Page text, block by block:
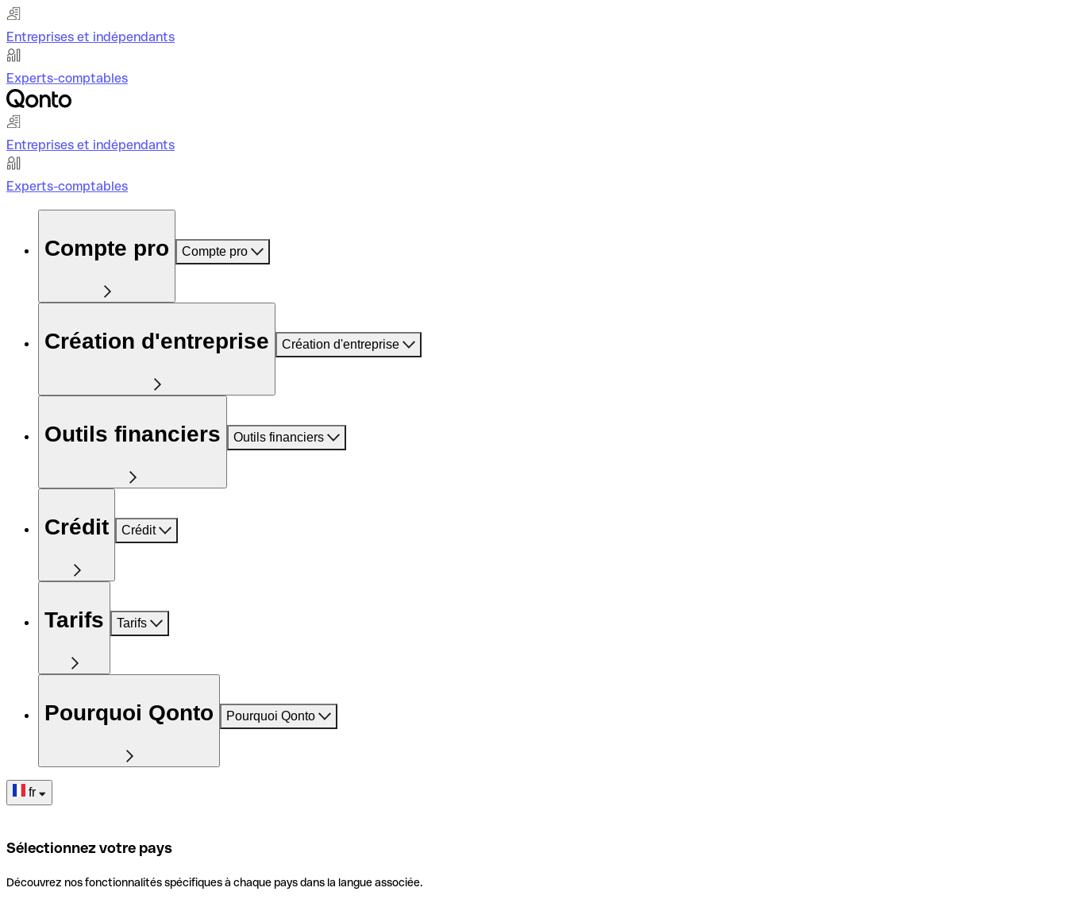
Entreprises et indépendants
Experts-comptables
Entreprises et indépendants
Experts-comptables
Compte pro Compte pro
Création d'entreprise Création d'entreprise
Outils financiers Outils financiers
Crédit Crédit
Tarifs Tarifs
Pourquoi Qonto Pourquoi Qonto
fr
Sélectionnez votre pays
Découvrez nos fonctionnalités spécifiques à chaque pays dans la langue associée.